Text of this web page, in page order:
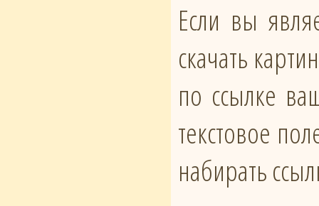
Если вы
скачать
по ссылке
текстовое
набирать